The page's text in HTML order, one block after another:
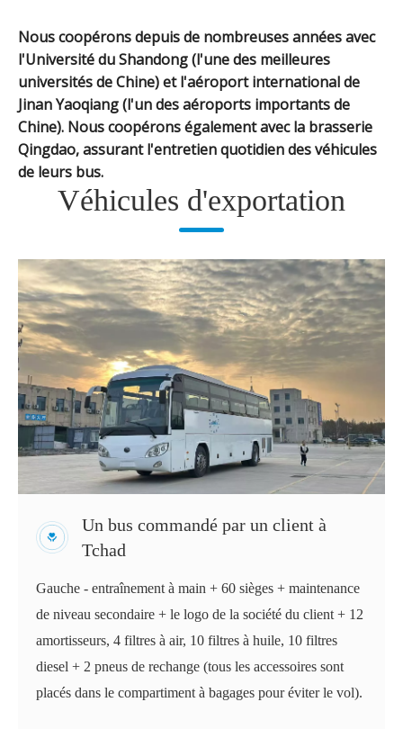
Nous coopérons depuis de nombreuses années avec
l'Université du Shandong (l'une des meilleures
universités de Chine) et l'aéroport international de
Jinan Yaoqiang (l'un des aéroports importants de
Chine). Nous coopérons également avec la brasserie
Qingdao, assurant l'entretien quotidien des véhicules
de leurs bus.
Véhicules d'exportation
Un bus commandé par un client à
Tchad
Gauche - entraînement à main + 60 sièges + maintenance
de niveau secondaire + le logo de la société du client + 12
amortisseurs, 4 filtres à air, 10 filtres à huile, 10 filtres
diesel + 2 pneus de rechange (tous les accessoires sont
placés dans le compartiment à bagages pour éviter le vol).